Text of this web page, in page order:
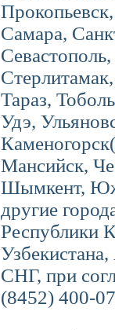
Самара,
Тараз,
Удэ,
Мансийск,
Шымкент,
другие
Республики
СНГ, при
(8452) 400-